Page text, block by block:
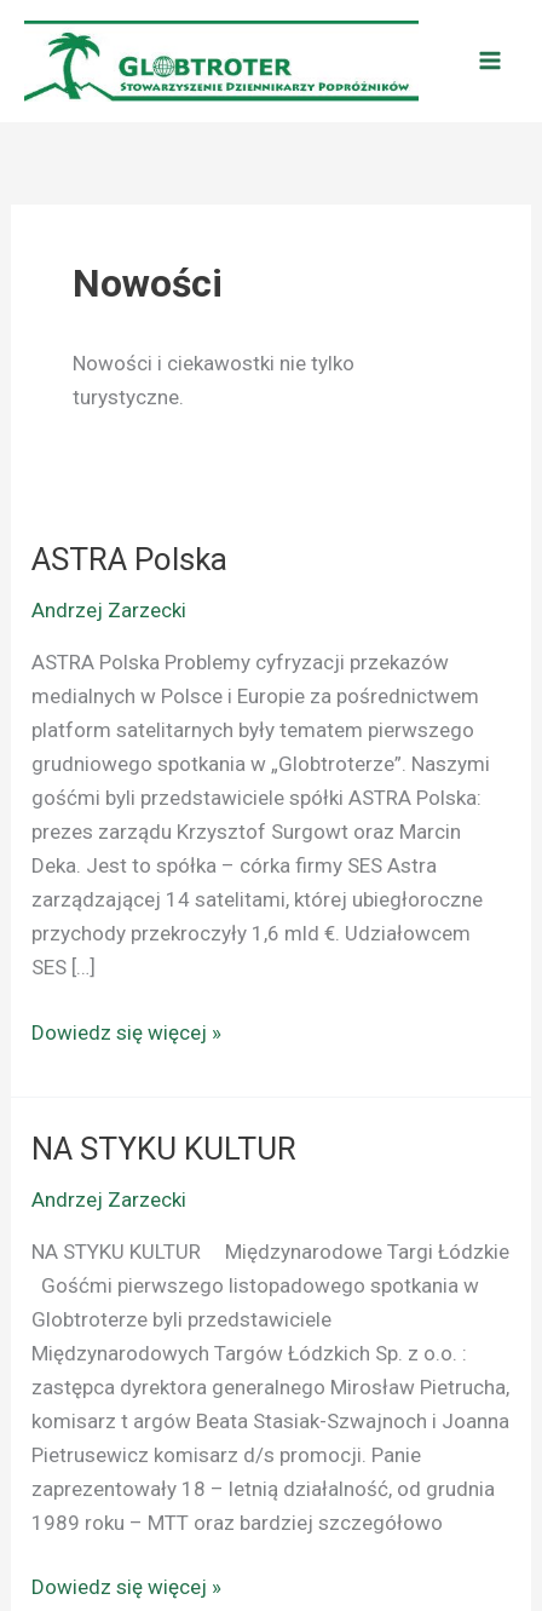
Przejdź
treści
Nowości
Nowości i ciekawostki nie tylko
turystyczne.
ASTRA Polska
Andrzej Zarzecki
ASTRA Polska Problemy cyfryzacji przekazów
medialnych w Polsce i Europie za pośrednictwem
platform satelitarnych były tematem pierwszego
grudniowego spotkania w „Globtroterze”. Naszymi
gośćmi byli przedstawiciele spółki ASTRA Polska:
prezes zarządu Krzysztof Surgowt oraz Marcin
Deka. Jest to spółka – córka firmy SES Astra
zarządzającej 14 satelitami, której ubiegłoroczne
przychody przekroczyły 1,6 mld €. Udziałowcem
SES […]
ASTRA
Dowiedz się więcej »
NA STYKU KULTUR
Andrzej Zarzecki
NA STYKU KULTUR Międzynarodowe Targi Łódzkie
Gośćmi pierwszego listopadowego spotkania w
Globtroterze byli przedstawiciele
Międzynarodowych Targów Łódzkich Sp. z o.o. :
zastępca dyrektora generalnego Mirosław Pietrucha,
komisarz t argów Beata Stasiak-Szwajnoch i Joanna
Pietrusewicz komisarz d/s promocji. Panie
zaprezentowały 18 – letnią działalność, od grudnia
1989 roku – MTT oraz bardziej szczegółowo
NA
KULTUR
Dowiedz się więcej »